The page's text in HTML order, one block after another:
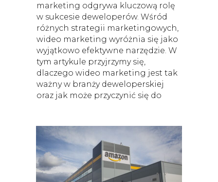
marketing odgrywa kluczową rolę
w sukcesie deweloperów. Wśród
różnych strategii marketingowych,
wideo marketing wyróżnia się jako
wyjątkowo efektywne narzędzie. W
tym artykule przyjrzymy się,
dlaczego wideo marketing jest tak
ważny w branży deweloperskiej
oraz jak może przyczynić się do